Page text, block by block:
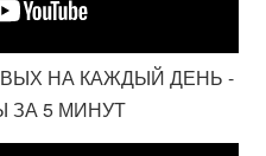
НА КАЖДЫЙ ДЕНЬ -
ЗА 5 МИНУТ